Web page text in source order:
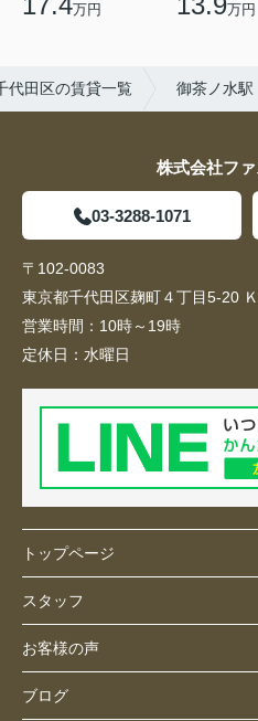
万円 万円
代田区の賃貸一覧 御茶ノ水駅
株式会社フ
03-3288-1071
〒102-0083
東京都千代田区麹町４丁目5-20
営業時間： 10時～19時
定休日： 水曜日
トップページ
スタッフ
お客様の声
ブログ